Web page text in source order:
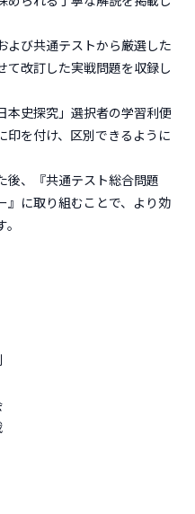
よび共通テストから厳選した
て改訂した実戦問題を収録し
本史探究」選択者の学習利便
印を付け、区別できるように
後、『共通テスト総合問題
』に取り組むことで、より効